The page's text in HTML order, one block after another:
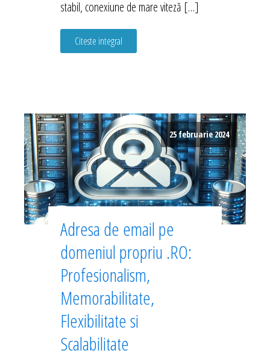
stabil, conexiune de mare viteză […]
Citeste integral
25 februarie 2024
Adresa de email pe
domeniul propriu .RO:
Profesionalism,
Memorabilitate,
Flexibilitate si
Scalabilitate